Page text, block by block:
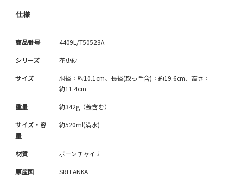
仕様
商品番号 4409L/T50523A
シリーズ 花更紗
サイズ
胴径：約10.1cm、長径(取っ手含)：約19.6cm、高さ：
約11.4cm
重量 約342g（蓋含む）
サイズ・容
量
約520ml(満水)
材質 ボーンチャイナ
原産国 SRI LANKA